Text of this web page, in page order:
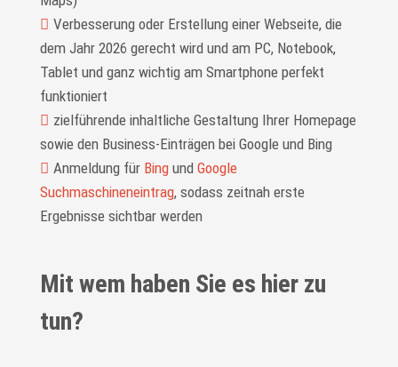
Verbesserung oder Erstellung einer Webseite, die
dem Jahr 2026 gerecht wird und am PC, Notebook,
Tablet und ganz wichtig am Smartphone perfekt
funktioniert
zielführende inhaltliche Gestaltung Ihrer Homepage
sowie den Business-Einträgen bei Google und Bing
Anmeldung für Bingund Google
Suchmaschineneintrag, sodass zeitnah erste
Ergebnisse sichtbar werden
Mit wem haben Sie es hier zu
tun?